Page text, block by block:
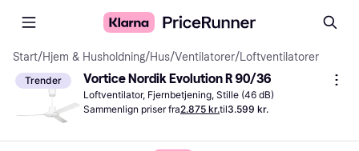
Start/Hjem & Husholdning/Hus/Ventilatorer/Loftventilatorer
Trender Vortice Nordik Evolution R 90/36
Loftventilator, Fjernbetjening, Stille (46 dB)
Sammenlign priser fra2.875 kr.til3.599 kr.